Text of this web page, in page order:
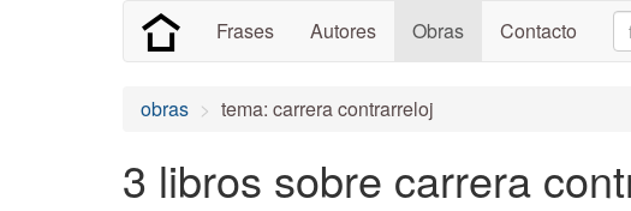
Frases Autores Obras Contacto
obras tema: carrera contrarreloj
3 libros sobre carrera